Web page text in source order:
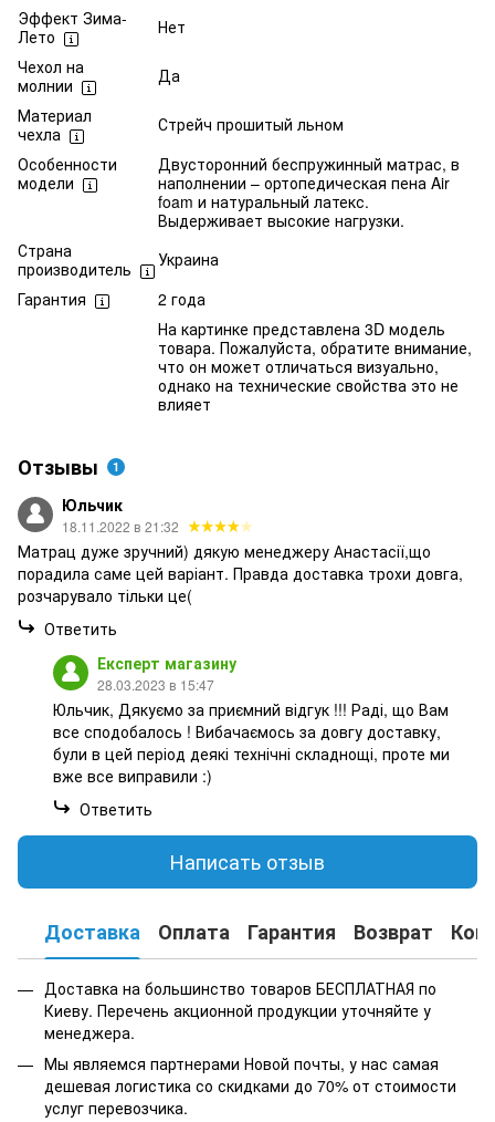
Эффект Зима-
Лето
Нет
Чехол на
молнии
Да
Материал
чехла
Стрейч прошитый льном
Особенности
модели
Двусторонний беспружинный матрас, в
наполнении – ортопедическая пена Air
foam и натуральный латекс.
Выдерживает высокие нагрузки.
Страна
производитель
Украина
Гарантия
2 года
На картинке представлена 3D модель
товара. Пожалуйста, обратите внимание,
что он может отличаться визуально,
однако на технические свойства это не
влияет
Отзывы 1
Юльчик
18.11.2022 в 21:32
Матрац дуже зручний) дякую менеджеру Анастасії,що
порадила саме цей варіант. Правда доставка трохи довга,
розчарувало тільки це(
Ответить
Експерт магазину
28.03.2023 в 15:47
Юльчик, Дякуємо за приємний відгук !!! Раді, що Вам
все сподобалось ! Вибачаємось за довгу доставку,
були в цей період деякі технічні складнощі, проте ми
вже все виправили :)
Ответить
Написать отзыв
Доставка Оплата Гарантия Возврат
Доставка на большинство товаров БЕСПЛАТНАЯ по
Киеву. Перечень акционной продукции уточняйте у
менеджера.
Мы являемся партнерами Новой почты, у нас самая
дешевая логистика со скидками до 70% от стоимости
услуг перевозчика.